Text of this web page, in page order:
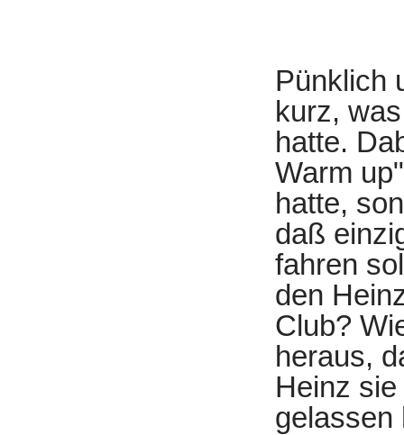
Pünklich
kurz,
hatte.
Warm
hatte,
daß
fahren
den
Club?
heraus,
Heinz
gelassen